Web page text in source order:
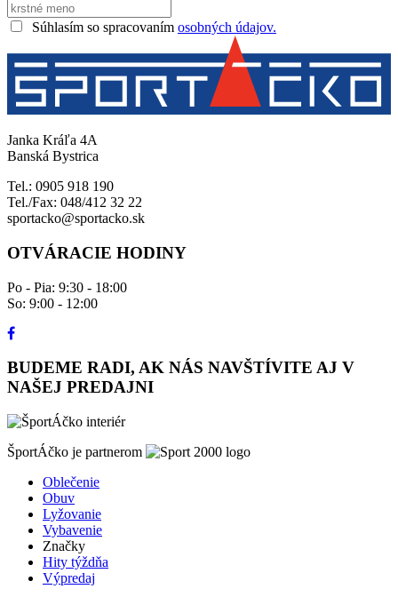
Súhlasím so spracovaním osobných údajov.
Janka Kráľa 4A
Banská Bystrica
Tel.: 0905 918 190
Tel./Fax: 048/412 32 22
sportacko@sportacko.sk
OTVÁRACIE HODINY
Po - Pia: 9:30 - 18:00
So: 9:00 - 12:00
BUDEME RADI, AK NÁS NAVŠTÍVITE AJ V
NAŠEJ PREDAJNI
ŠportÁčko je partnerom
Oblečenie
Obuv
Lyžovanie
Vybavenie
Značky
Hity týždňa
Výpredaj